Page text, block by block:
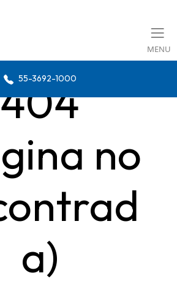
MENU
55-3692-1000
404
no
a)